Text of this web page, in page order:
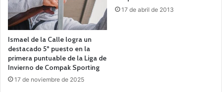
Ismael de la Calle logra un
destacado 5º puesto en la
primera puntuable de la Liga de
Invierno de Compak Sporting
17 de noviembre de 2025
17 de abril de 2013